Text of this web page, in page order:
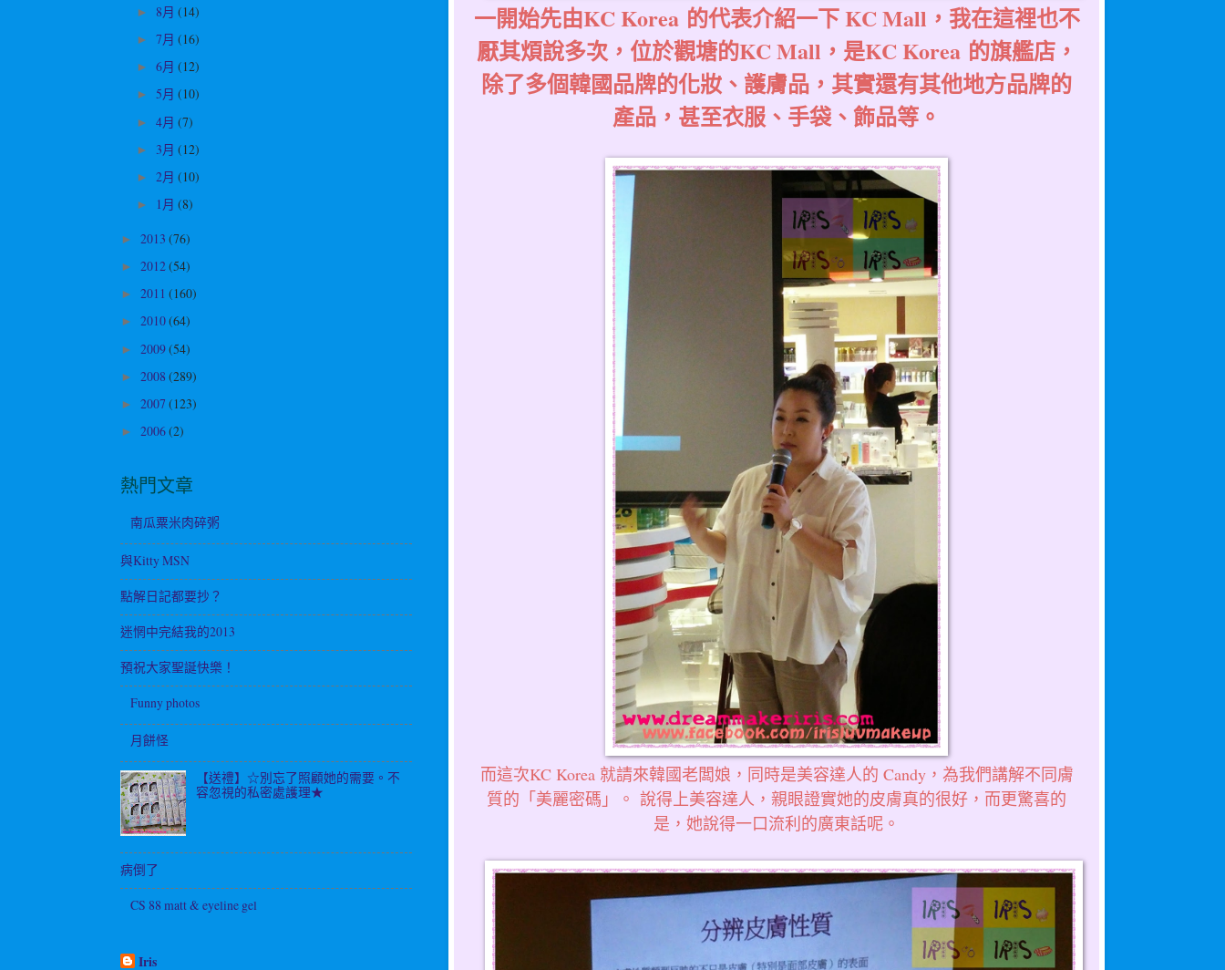
一開始先由KC Korea 的代表介紹一下 KC Mall，我在這裡也不
厭其煩說多次，位於觀塘的KC Mall，是KC Korea 的旗艦店，
除了多個韓國品牌的化妝、護膚品，其實還有其他地方品牌的
產品，甚至衣服、手袋、飾品等。
而這次KC Korea 就請來韓國老闆娘，同時是美容達人的 Candy，為我們講解不同膚
質的「美麗密碼」。 說得上美容達人，親眼證實她的皮膚真的很好，而更驚喜的
是，她說得一口流利的廣東話呢。
► 8月 (14)
► 7月 (16)
► 6月 (12)
► 5月 (10)
► 4月 (7)
► 3月 (12)
► 2月 (10)
► 1月 (8)
► 2013 (76)
► 2012(54)
► 2011 (160)
► 2010(64)
► 2009(54)
► 2008 (289)
► 2007 (123)
► 2006(2)
熱門文章
南瓜粟米肉碎粥
與Kitty MSN
點解日記都要抄？
迷惘中完結我的2013
預祝大家聖誕快樂！
Funny photos
月餅怪
【送禮】☆別忘了照顧她的需要。不
容忽視的私密處護理★
病倒了
CS 88 matt & eyeline gel
Iris